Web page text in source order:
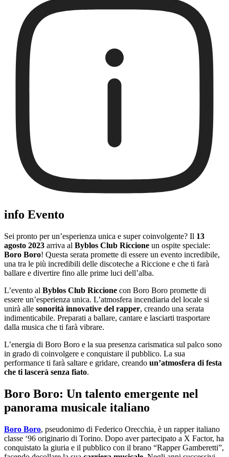
info Evento
Sei pronto per un’esperienza unica e super coinvolgente? Il 13
agosto 2023 arriva al Byblos Club Riccione un ospite speciale:
Boro Boro! Questa serata promette di essere un evento incredibile,
una tra le più incredibili delle discoteche a Riccione e che ti farà
ballare e divertire fino alle prime luci dell’alba.
L’evento al Byblos Club Riccione con Boro Boro promette di
essere un’esperienza unica. L’atmosfera incendiaria del locale si
unirà alle sonorità innovative del rapper, creando una serata
indimenticabile. Preparati a ballare, cantare e lasciarti trasportare
dalla musica che ti farà vibrare.
L’energia di Boro Boro e la sua presenza carismatica sul palco sono
in grado di coinvolgere e conquistare il pubblico. La sua
performance ti farà saltare e gridare, creando un’atmosfera di festa
che ti lascerà senza fiato.
Boro Boro: Un talento emergente nel
panorama musicale italiano
Boro Boro, pseudonimo di Federico Orecchia, è un rapper italiano
classe ‘96 originario di Torino. Dopo aver partecipato a X Factor, ha
conquistato la giuria e il pubblico con il brano “Rapper Gamberetti”,